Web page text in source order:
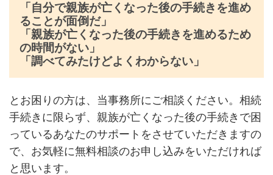
「自分で親族が亡くなった後の手続きを進め
ることが面倒だ」
「親族が亡くなった後の手続きを進めるため
の時間がない」
「調べてみたけどよくわからない」
とお困りの方は、当事務所にご相談ください。相続
手続きに限らず、親族が亡くなった後の手続きで困
っているあなたのサポートをさせていただきますの
で、お気軽に無料相談のお申し込みをいただければ
と思います。